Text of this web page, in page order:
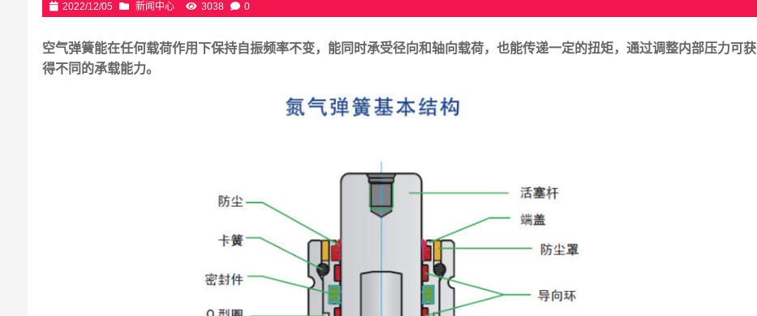
2022/12/05 新闻中心 3038 0
空气弹簧能在任何载荷作用下保持自振频率不变，能同时承受径向和轴向载荷，也能传递一定的扭矩，通过调整内部压力可获
得不同的承载能力。